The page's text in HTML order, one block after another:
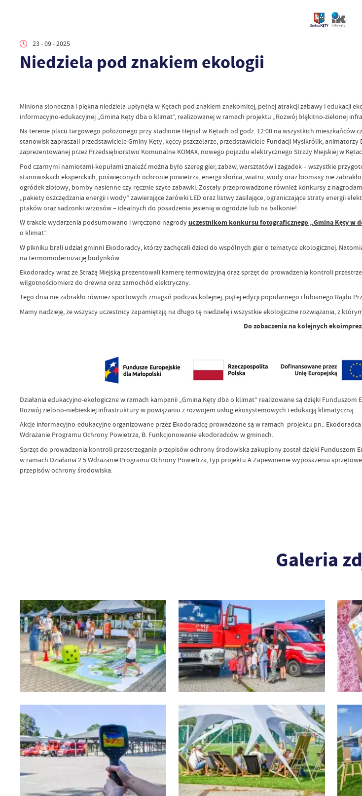
23 - 09 - 2025
Niedziela pod znakiem ekologii
Miniona słoneczna i piękna niedziela upłynęła w Kętach pod znakiem znakomitej, pełnej atrakcji zabawy i edukacji
informacyjno-edukacyjnej „Gmina Kęty dba o klimat”, realizowanej w ramach projektu „Rozwój błękitno-zielonej
Na terenie placu targowego położonego przy stadionie Hejnał w Kętach od godz. 12:00 na wszystkich
stanowisk zapraszali przedstawiciele Gminy Kęty, kęccy pszczelarze, przedstawiciele Fundacji Mysikrólik,
zaprezentowanej przez Przedsiębiorstwo Komunalne KOMAX, nowego pojazdu elektrycznego Straży Miejskiej w
Pod czarnymi namiotami-kopułami znaleźć można było szereg gier, zabaw, warsztatów i zagadek – wszystkie
stanowiskach eksperckich, poświęconych ochronie powietrza, energii słońca, wiatru, wody oraz biomasy nie
ogródek ziołowy, bomby nasienne czy ręcznie szyte zabawki. Zostały przeprowadzone również konkursy z
„pakiety oszczędzania energii i wody” zawierające żarówki LED oraz listwy zasilające, ograniczające straty energii
ptaków oraz sadzonki wrzosów – idealnych do posadzenia jesienią w ogrodzie lub na balkonie!
W trakcie wydarzenia podsumowano i wręczono nagrodyuczestnikom konkursu fotograficznego „Gmina Kęty w
o klimat”.
W pikniku brali udział gminni Ekodoradcy, którzy zachęcali dzieci do wspólnych gier o tematyce ekologicznej.
na termomodernizację budynków.
Ekodoradcy wraz ze Strażą Miejską prezentowali kamerę termowizyjną oraz sprzęt do prowadzenia kontroli
wilgotnościomierz do drewna oraz samochód elektryczny.
Tego dnia nie zabrakło również sportowych zmagań podczas kolejnej, piątej edycji popularnego i lubianego Rajdu
Mamy nadzieję, że wszyscy uczestnicy zapamiętają na długo tę niedzielę i wszystkie ekologiczne rozwiązania, z
Do zobaczenia na kolejnych
Działania edukacyjno-ekologiczne w ramach kampanii „Gmina Kęty dba o klimat” realizowane są dzięki
Rozwój zielono-niebieskiej infrastruktury w powiązaniu z rozwojem usług ekosystemowych i edukacją klimatyczną.
Akcje informacyjno-edukacyjne organizowane przez Ekodoradcę prowadzone są w ramach projektu pn.:
Wdrażanie Programu Ochrony Powietrza, B. Funkcjonowanie ekodoradców w gminach.
Sprzęt do prowadzenia kontroli przestrzegania przepisów ochrony środowiska zakupiony został dzięki Funduszom
w ramach Działania 2.5 Wdrażanie Programu Ochrony Powietrza, typ projektu A Zapewnienie wyposażenia
przepisów ochrony środowiska.
Galeria